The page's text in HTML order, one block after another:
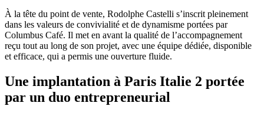
À la tête du point de vente, Rodolphe Castelli s’inscrit pleinement
dans les valeurs de convivialité et de dynamisme portées par
Columbus Café. Il met en avant la qualité de l’accompagnement
reçu tout au long de son projet, avec une équipe dédiée, disponible
et efficace, qui a permis une ouverture fluide.
Une implantation à Paris Italie 2 portée
par un duo entrepreneurial